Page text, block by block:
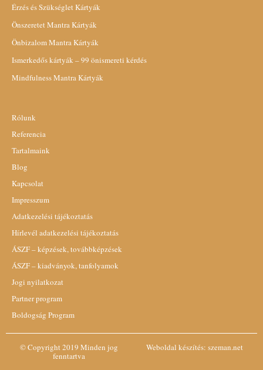
Érzés és Szükséglet Kártyák
Önszeretet Mantra Kártyák
Önbizalom Mantra Kártyák
Ismerkedős kártyák – 99 önismereti kérdés
Mindfulness Mantra Kártyák
Rólunk
Referencia
Tartalmaink
Blog
Kapcsolat
Impresszum
Adatkezelési tájékoztatás
Hírlevél adatkezelési tájékoztatás
ÁSZF – képzések, továbbképzések
ÁSZF – kiadványok, tanfolyamok
Jogi nyilatkozat
Partner program
Boldogság Program
© Copyright 2019 Minden jog
fenntartva
Weboldal készítés: szeman.net